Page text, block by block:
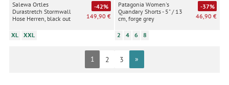
Salewa Ortles
Durastretch Stormwall
Hose Herren, black out
-42%
149,90 €
XL XXL
Patagonia Women's
Quandary Shorts - 5" / 13
cm, forge grey
-37%
46,90 €
2 4 6 8
1 2 3 »